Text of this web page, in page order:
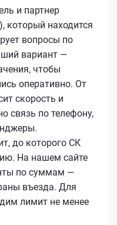
и партнер
который находится
вопросы по
вариант —
чтобы
оперативно. От
скорость и
связь по телефону,
до которого СК
На нашем сайте
по суммам —
въезда. Для
лимит не менее